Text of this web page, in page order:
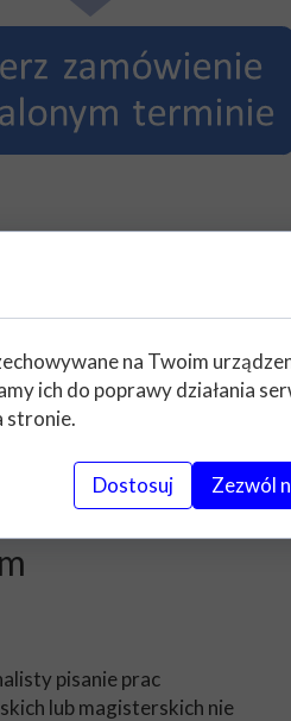
razem z
pisanie prac
lub magisterskich nie
na Twoim
ich do poprawy działania
stronie.
Dostosuj Zezwól